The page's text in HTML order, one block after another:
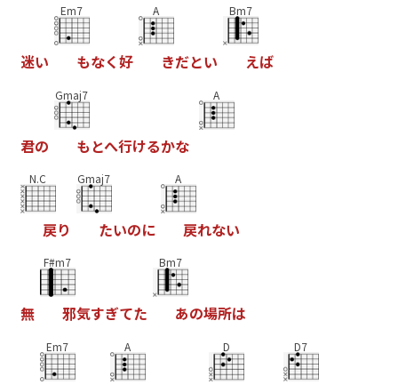
迷い
Em7
もなく好
A
きだとい
Bm7
えば
君の
Gmaj7
もとへ行けるかな
A
N.C
戻り
Gmaj7
たいのに
A
戻れない
無
F#m7
邪気すぎてた
Bm7
あの場所は
Em7 A D D7